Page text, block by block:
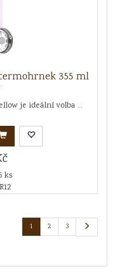
355 ml
je ideální volba ...
ks
1 2 3